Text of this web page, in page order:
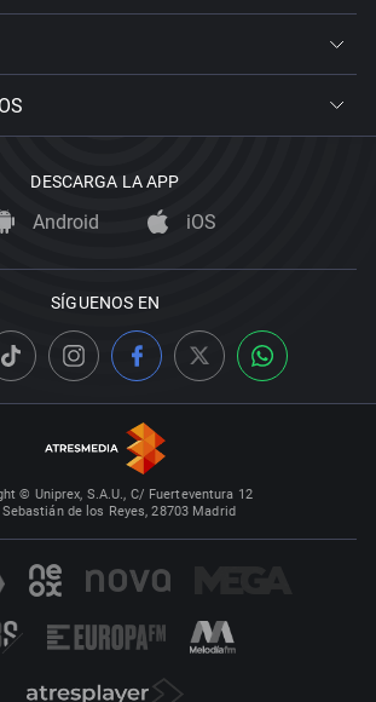
DESCARGA LA APP
Android iOS
SÍGUENOS EN
© Uniprex, S.A.U., C/ Fuerteventura 12
de los Reyes, 28703 Madrid